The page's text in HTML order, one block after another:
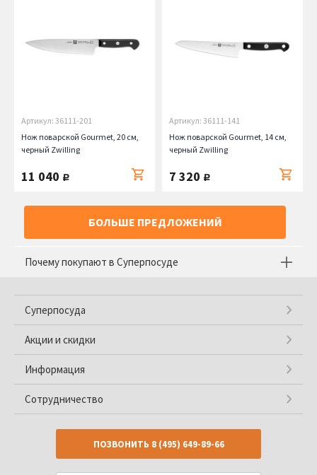
Артикул: 36111-201
Нож поварской Gourmet, 20 см,
черный Zwilling
11 040 руб.
Артикул: 36111-141
Нож поварской Gourmet, 14 см,
черный Zwilling
7 320 руб.
БОЛЬШЕ ПРЕДЛОЖЕНИЙ
Почему покупают в Суперпосуде
Суперпосуда
Акции и скидки
Информация
Сотрудничество
ПОЗВОНИТЬ 8 (495) 649-89-66